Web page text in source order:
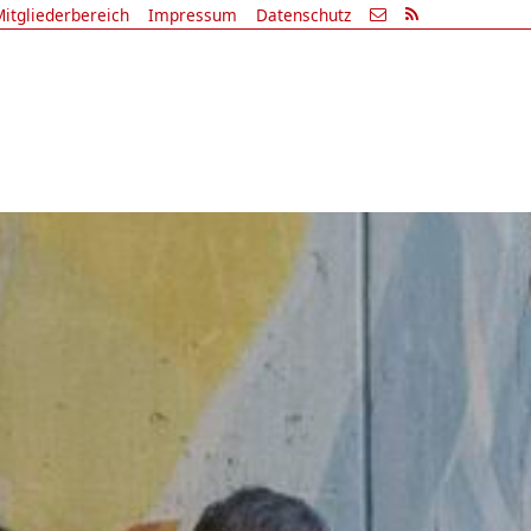
Impressum Datenschutz